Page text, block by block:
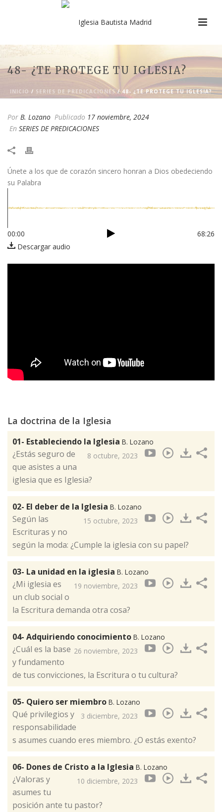
48- ¿TE PROTEGE TU IGLESIA?
INICIO / SERIES DE PREDICACIONES / 48- ¿TE PROTEGE TU IGLESIA?
Por B. Lozano Publicado 17 noviembre, 2024
En SERIES DE PREDICACIONES
Únete a los que de corazón sincero honran a Dios obedeciendo
su Palabra
00:00
68:26
Descargar audio
La doctrina de la Iglesia
01- Estableciendo la Iglesia B. Lozano
8 octubre, 2023
¿Estás seguro de
que asistes a una
iglesia que es Iglesia?
02- El deber de la Iglesia B. Lozano
15 octubre, 2023
Según las
Escrituras y no
según la moda: ¿Cumple la iglesia con su papel?
03- La unidad en la iglesia B. Lozano
19 noviembre, 2023
¿Mi iglesia es
un club social o
la Escritura demanda otra cosa?
04- Adquiriendo conocimiento B. Lozano
26 noviembre, 2023
¿Cuál es la base
y fundamento
de tus convicciones, la Escritura o tu cultura?
05- Quiero ser miembro B. Lozano
3 diciembre, 2023
Qué privilegios y
responsabilidade
s asumes cuando eres miembro. ¿O estás exento?
06- Dones de Cristo a la Iglesia B. Lozano
10 diciembre, 2023
¿Valoras y
asumes tu
posición ante tu pastor?